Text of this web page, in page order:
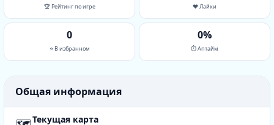
🏆 Рейтинг по игре ❤️ Лайки
0
⭐ В избранном
0%
⏱ Аптайм
Общая информация
Текущая карта